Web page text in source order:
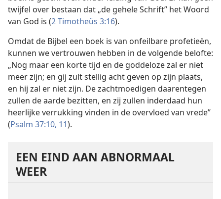
twijfel over bestaan dat „de gehele Schrift” het Woord
van God is (2 Timotheüs 3:16).
Omdat de Bijbel een boek is van onfeilbare profetieën,
kunnen we vertrouwen hebben in de volgende belofte:
„Nog maar een korte tijd en de goddeloze zal er niet
meer zijn; en gij zult stellig acht geven op zijn plaats,
en hij zal er niet zijn. De zachtmoedigen daarentegen
zullen de aarde bezitten, en zij zullen inderdaad hun
heerlijke verrukking vinden in de overvloed van vrede”
(Psalm 37:10, 11).
EEN EIND AAN ABNORMAAL
WEER